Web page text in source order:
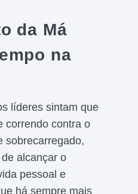
da Má
na
líderes sintam que
correndo contra o
sobrecarregado,
alcançar o
pessoal e
há sempre mais